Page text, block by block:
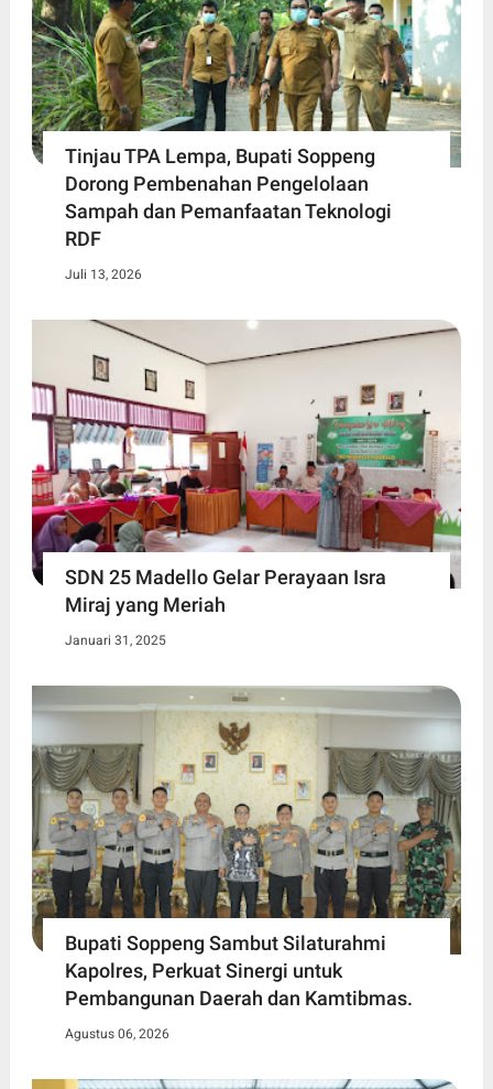
Tinjau TPA Lempa, Bupati Soppeng
Dorong Pembenahan Pengelolaan
Sampah dan Pemanfaatan Teknologi
RDF
Juli 13, 2026
SDN 25 Madello Gelar Perayaan Isra
Miraj yang Meriah
Januari 31, 2025
Bupati Soppeng Sambut Silaturahmi
Kapolres, Perkuat Sinergi untuk
Pembangunan Daerah dan Kamtibmas.
Agustus 06, 2026